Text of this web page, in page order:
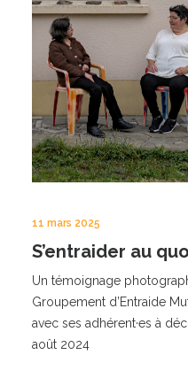
11 mars 2025
S’entraider au
Un témoignage
Groupement d’Entraide
avec ses adhérent·es à
août 2024